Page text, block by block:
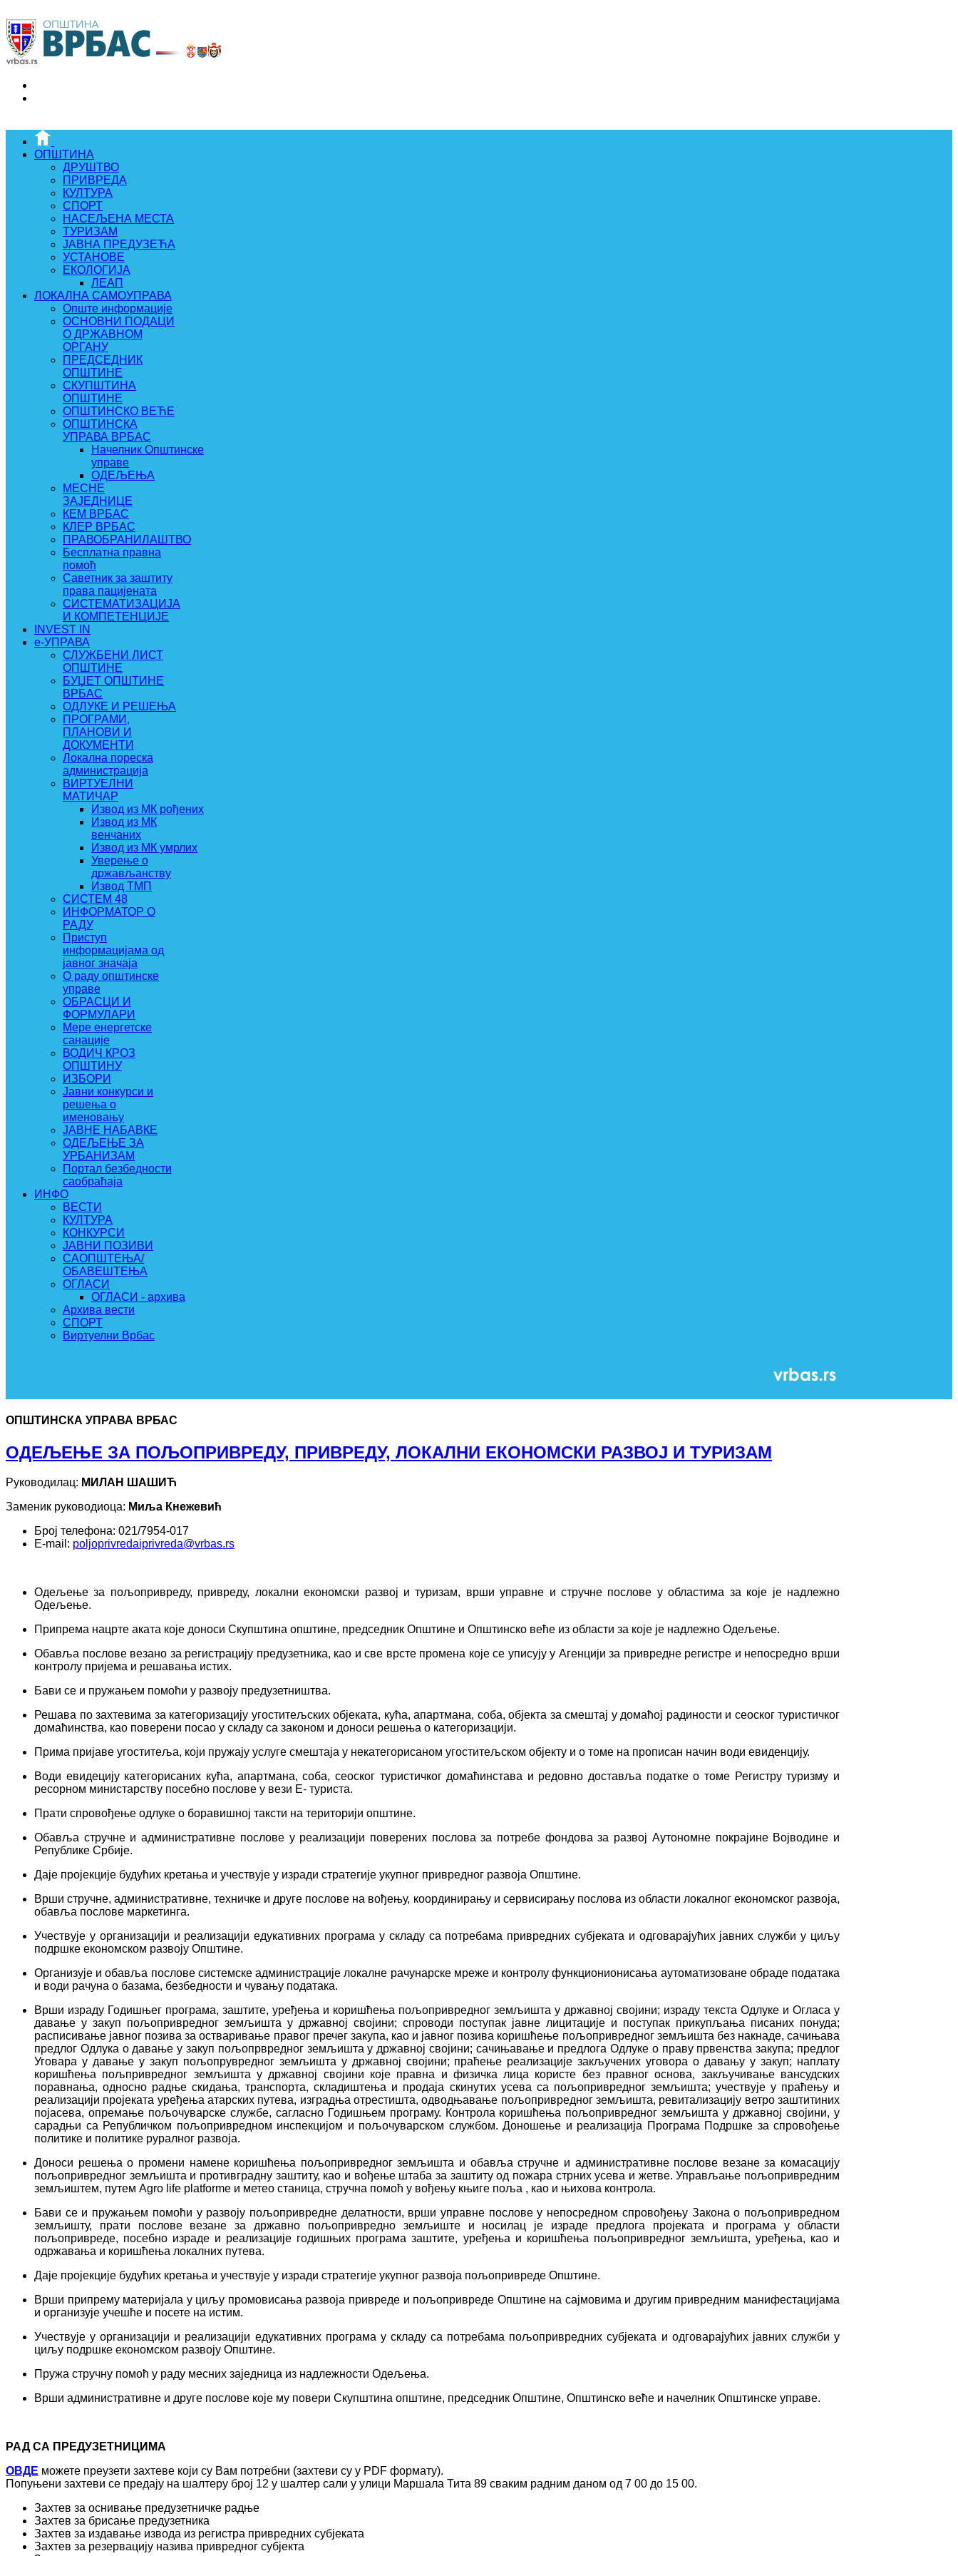
ОПШТИНА
ДРУШТВО
ПРИВРЕДА
КУЛТУРА
СПОРТ
НАСЕЉЕНА МЕСТА
ТУРИЗАМ
ЈАВНА ПРЕДУЗЕЋА
УСТАНОВЕ
ЕКОЛОГИЈА
ЛЕАП
ЛОКАЛНА САМОУПРАВА
Опште информације
ОСНОВНИ ПОДАЦИ
О ДРЖАВНОМ
ОРГАНУ
ПРЕДСЕДНИК
ОПШТИНЕ
СКУПШТИНА
ОПШТИНЕ
ОПШТИНСКО ВЕЋЕ
ОПШТИНСКА
УПРАВА ВРБАС
Начелник Општинске
управе
ОДЕЉЕЊА
МЕСНЕ
ЗАЈЕДНИЦЕ
КЕМ ВРБАС
КЛЕР ВРБАС
ПРАВОБРАНИЛАШТВО
Бесплатна правна
помоћ
Саветник за заштиту
права пацијената
СИСТЕМАТИЗАЦИЈА
И КОМПЕТЕНЦИЈЕ
INVEST IN
e-УПРАВА
СЛУЖБЕНИ ЛИСТ
ОПШТИНЕ
БУЏЕТ ОПШТИНЕ
ВРБАС
ОДЛУКЕ И РЕШЕЊА
ПРОГРАМИ,
ПЛАНОВИ И
ДОКУМЕНТИ
Локална пореска
администрација
ВИРТУЕЛНИ
МАТИЧАР
Извод из МК рођених
Извод из МК
венчаних
Извод из МК умрлих
Уверење о
држављанству
Извод ТМП
СИСТЕМ 48
ИНФОРМАТОР О
РАДУ
Приступ
информацијама од
јавног значаја
О раду општинске
управе
ОБРАСЦИ И
ФОРМУЛАРИ
Мере енергетске
санације
ВОДИЧ КРОЗ
ОПШТИНУ
ИЗБОРИ
Јавни конкурси и
решења о
именовању
ЈАВНЕ НАБАВКЕ
ОДЕЉЕЊЕ ЗА
УРБАНИЗАМ
Портал безбедности
саобраћаја
ИНФО
ВЕСТИ
КУЛТУРА
КОНКУРСИ
ЈАВНИ ПОЗИВИ
САОПШТЕЊА/
ОБАВЕШТЕЊА
ОГЛАСИ
ОГЛАСИ - архива
Архива вести
СПОРТ
Виртуелни Врбас
ОПШТИНСКА УПРАВА ВРБАС
ОДЕЉЕЊЕ ЗА ПОЉОПРИВРЕДУ, ПРИВРЕДУ, ЛОКАЛНИ ЕКОНОМСКИ РАЗВОЈ И ТУРИЗАМ
Руководилац: МИЛАН ШАШИЋ
Заменик руководиоца: Миља Кнежевић
Број телефона: 021/7954-017
Е-mail: poljoprivredaiprivreda@vrbas.rs
Одељење за пољопривреду, привреду, локални економски развој и туризам, врши управне и стручне послове у областима за које је надлежно
Одељење.
Припрема нацрте аката које доноси Скупштина општине, председник Општине и Општинско веће из области за које је надлежно Одељење.
Обавља послове везано за регистрацију предузетника, као и све врсте промена које се уписују у Агенцији за привредне регистре и непосредно врши
контролу пријема и решавања истих.
Бави се и пружањем помоћи у развоју предузетништва.
Решава по захтевима за категоризацију угоститељских објеката, кућа, апартмана, соба, објекта за смештај у домаћој радиности и сеоског туристичког
домаћинства, као поверени посао у складу са законом и доноси решења о категоризацији.
Прима пријаве угоститеља, који пружају услуге смештаја у некатегорисаном угоститељском објекту и о томе на прописан начин води евиденцију.
Води евидецију категорисаних кућа, апартмана, соба, сеоског туристичког домаћинставa и редовно доставља податке о томе Регистру туризму и
ресорном министарству посебно послове у вези Е- туриста.
Прати спровођење одлуке о боравишној таксти на територији општине.
Обавља стручне и административне послове у реализацији поверених послова за потребе фондова за развој Аутономне покрајине Војводине и
Републике Србије.
Даје пројекције будућих кретања и учествује у изради стратегије укупног привредног развоја Општине.
Врши стручне, административне, техничке и друге послове на вођењу, координирању и сервисирању послова из области локалног економског развоја,
обавља послове маркетинга.
Учествује у организацији и реализацији едукативних програма у складу са потребама привредних субјеката и одговарајућих јавних служби у циљу
подршке економском развоју Општине.
Организује и обавља послове системске администрације локалне рачунарске мреже и контролу функционионисањa аутоматизоване обраде података
и води рачуна о базама, безбедности и чувању података.
Врши израду Годишњег програма, заштите, уређења и коришћења пољопривредног земљишта у државној својини; израду текста Одлуке и Огласа у
давање у закуп пољопривредног земљишта у државној својини; спроводи поступак јавне лицитације и поступак прикупљања писаних понуда;
расписивање јавног позива за остваривање правог пречег закупа, као и јавног позива коришћење пољопривредног земљишта без накнаде, сачињава
предлог Одлука о давање у закуп пољопрвредног земљишта у државној својини; сачињавање и предлога Одлуке о праву првенства закупа; предлог
Уговара у давање у закуп пољопрувредног земљишта у државној својини; праћење реализације закључених уговора о давању у закуп; наплату
коришћења пољпривредног земљишта у државној својини које правна и физичка лица користе без правног основа, закључивање вансудских
поравнања, односно радње скидања, транспорта, складиштења и продаја скинутих усева са пољопривредног земљишта; учествује у праћењу и
реализацији пројеката уређења атарских путева, изградња отрестишта, одводњавање пољопривредног земљишта, ревитализацију ветро заштитиних
појасева, опремање пољочуварске службе, сагласно Годишњем програму. Контрола коришћења пољопривредног земљишта у државној својини, у
сарадњи са Републичком пољопривредном инспекцијом и пољочуварском службом. Доношење и реализација Програма Подршке за спровођење
политике и политике руралног развоја.
Доноси решења о промени намене коришћења пољопривредног земљишта и обавља стручне и административне послове везане за комасацију
пољопривредног земљишта и противградну заштиту, као и вођење штаба за заштиту од пожара стрних усева и жетве. Управљање пољопривредним
земљиштем, путем Agro life platforme и метео станица, стручна помоћ у вођењу књиге поља , као и њихова контрола.
Бави се и пружањем помоћи у развоју пољопривредне делатности, врши управне послове у непосредном спровођењу Закона о пољопривредном
земљишту, прати послове везане за државно пољопривредно земљиште и носилац је израде предлога пројеката и програма у области
пољопривреде, посебно израде и реализације годишњих програма заштите, уређења и коришћења пољопривредног земљишта, уређења, као и
одржавања и коришћења локалних путева.
Даје пројекције будућих кретања и учествује у изради стратегије укупног развоја пољопривреде Општине.
Врши припрему материјала у циљу промовисања развоја привреде и пољопривреде Општине на сајмовима и другим привредним манифестацијама
и организује учешће и посете на истим.
Учествује у организацији и реализацији едукативних програма у складу са потребама пољопривредних субјеката и одговарајућих јавних служби у
циљу подршке економском развоју Општине.
Пружа стручну помоћ у раду месних заједница из надлежности Одељења.
Врши административне и друге послове које му повери Скупштина општине, председник Општине, Општинско веће и начелник Општинске управе.
РАД СА ПРЕДУЗЕТНИЦИМА
ОВДЕ можете преузети захтеве који су Вам потребни (захтеви су у PDF формату).
Попуњени захтеви се предају на шалтеру број 12 у шалтер сали у улици Маршала Тита 89 сваким радним даном од 7 00 до 15 00.
Захтев за оснивање предузетничке радње
Захтев за брисање предузетника
Захтев за издавање извода из регистра привредних субјеката
Захтев за резервацију назива привредног субјекта